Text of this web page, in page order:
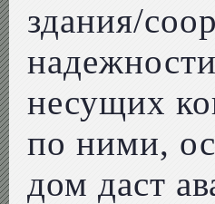
здания/
несущих
по ними,
дом даст